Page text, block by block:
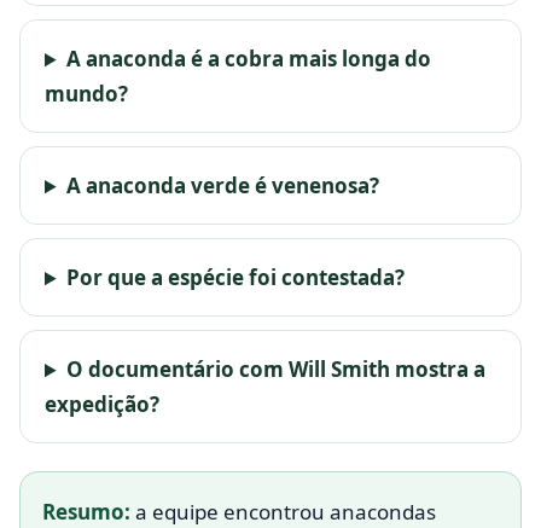
A anaconda é a cobra mais longa do
mundo?
A anaconda verde é venenosa?
Por que a espécie foi contestada?
O documentário com Will Smith mostra a
expedição?
Resumo: a equipe encontrou anacondas